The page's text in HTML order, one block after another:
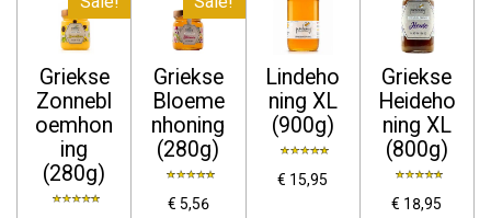
Griekse
Zonnebl
oemhon
ing
(280g)
Griekse
Bloeme
nhoning
(280g)
€ 5,56
Lindeho
ning XL
(900g)
€ 15,95
Griekse
Heideho
ning XL
(800g)
€ 18,95